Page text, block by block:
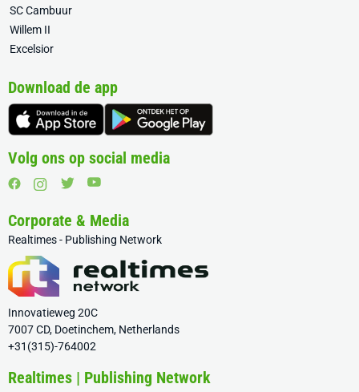
SC Cambuur
Willem II
Excelsior
Download de app
Volg ons op social media
Corporate & Media
Realtimes - Publishing Network
Innovatieweg 20C
7007 CD, Doetinchem, Netherlands
+31(315)-764002
Realtimes | Publishing Network